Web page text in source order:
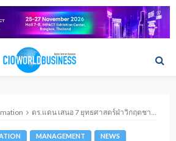
ดร.แดน เสนอ 7 ยุทธศาสตร์ฝ่าวิกฤตชาติ นำประเทศสู่ความเป็นอารยะ
MANAGEMENT
NEWS